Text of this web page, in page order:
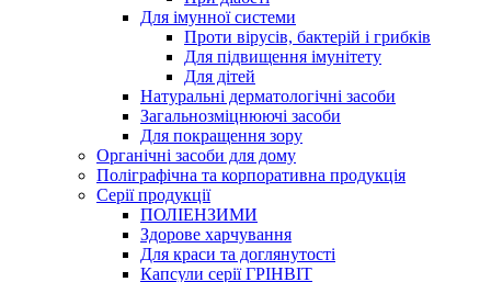
Для імунної системи
Проти вірусів, бактерій і грибків
Для підвищення імунітету
Для дітей
Натуральні дерматологічні засоби
Загальнозміцнюючі засоби
Для покращення зору
Органічні засоби для дому
Поліграфічна та корпоративна продукція
Серії продукції
ПОЛІЕНЗИМИ
Здорове харчування
Для краси та доглянутості
Капсули серії ГРІНВІТ